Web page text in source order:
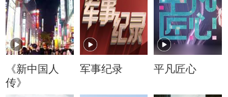
《新中国人
传》
军事纪录 平凡匠心